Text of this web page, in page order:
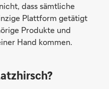
dass sämtliche
Plattform getätigt
Produkte und
Hand kommen.